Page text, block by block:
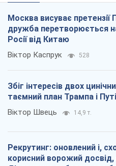
Москва висуває претензії
дружба перетворюється
Росії від Китаю
Віктор Каспрук 528
Збіг інтересів двох
таємний план Трампа і
Віктор Швець 14,9 т.
Рекрутинг: оновлений і,
корисний ворожий досвід,